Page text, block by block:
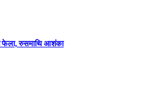
फेला, रुसमाथि आशंका